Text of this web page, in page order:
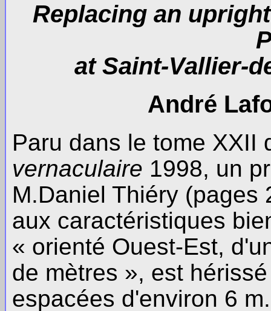
Replacing an
at Saint-Vallier-
André
Paru dans le tome XXII
vernaculaire 1998, un
M.Daniel Thiéry (pages
aux caractéristiques
« orienté Ouest-Est,
de mètres », est
espacées d'environ 6